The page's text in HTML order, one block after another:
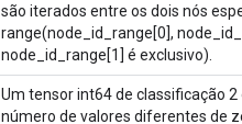
são iterados entre os dois nós
range(node_id_range[0],
node_id_range[1] é exclusivo).
Um tensor int64 de classificação
número de valores diferentes de